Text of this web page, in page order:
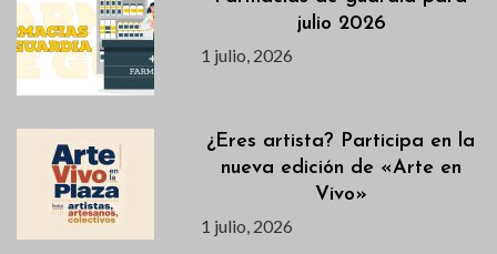
julio 2026
1 julio, 2026
¿Eres artista? Participa en la
nueva edición de «Arte en
Vivo»
1 julio, 2026